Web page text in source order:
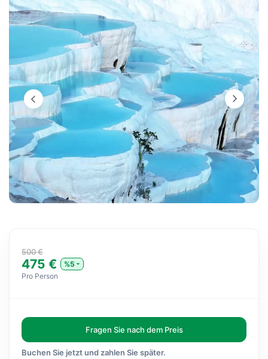
500 €
475 €
%5
Pro Person
Fragen Sie nach dem Preis
Buchen Sie jetzt und zahlen Sie später.